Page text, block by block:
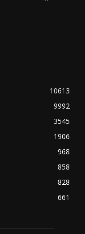
10613
9992
3545
1906
968
858
828
661